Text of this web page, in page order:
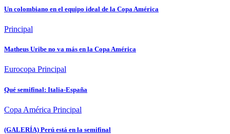
Un colombiano en el equipo ideal de la Copa América
Principal
Matheus Uribe no va más en la Copa América
Eurocopa Principal
Qué semifinal: Italia-España
Copa América Principal
(GALERÍA) Perú está en la semifinal